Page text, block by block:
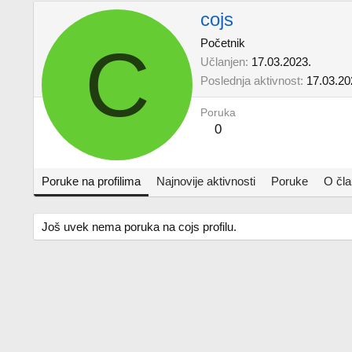
C
cojs
Početnik
Učlanjen 17.03.2023.
Poslednja aktivnost
Poruka
0
Poruke na profilima Najnovije aktivnosti Poruke O
Još uvek nema poruka na cojs profilu.